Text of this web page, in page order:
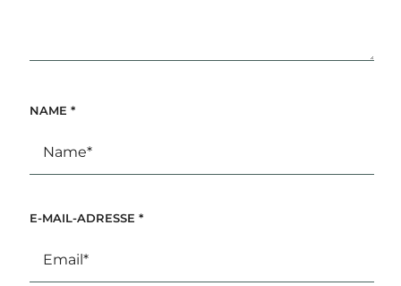
NAME *
E-MAIL-ADRESSE *